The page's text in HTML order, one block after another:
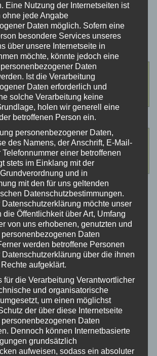
Auswahl des passenden Moduls nun
des PW-X3 zusätzlich überprüfen,
verbaut ist, da das Modul für den
besitzt.
Module für Yamaha-Antriebssysteme
2018 konnten die ersten
mit einigen Alleinstellungsmerkmalen
die erste Tunings, bei denen man das
Bedienteil am Bike frei einstellen
verantwortlich für ein
des Motors beim Erreichen des Speed-
Auch heute noch ist es nicht
dass man das Limit frei einstellen kann
Eine Nutzung der Internetseiten ist
jede Angabe
Daten möglich. Sofern eine
besondere Services unseres
über unsere Internetseite in
möchte, könnte jedoch eine
Daten
Ist die Verarbeitung
Daten erforderlich und
solche Verarbeitung keine
holen wir generell eine
betroffenen Person ein.
personenbezogener Daten,
des Namens, der Anschrift, E-Mail-
einer betroffenen
stets im Einklang mit der
und in
mit den für uns geltenden
Datenschutzbestimmungen.
Datenschutzerklärung möchte unser
die Öffentlichkeit über Art, Umfang
von uns erhobenen, genutzten und
Daten
werden betroffene Personen
Datenschutzerklärung über die ihnen
aufgeklärt.
für die Verarbeitung Verantwortlicher
und organisatorische
um einen möglichst
der über diese Internetseite
Daten
Dennoch können Internetbasierte
grundsätzlich
aufweisen, sodass ein absoluter